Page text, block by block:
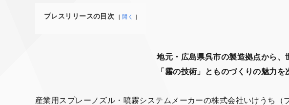
プレスリリースの目次 開く
地元・広島県呉市の製造拠点から、
「霧の技術」とものづくりの魅力を
産業用スプレーノズル・噴霧システムメーカーの株式会社いけうち（